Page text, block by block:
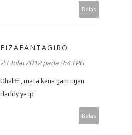
Balas
FIZAFANTAGIRO
23 Julai 2012 pada 9:43 PG
Qhaliff , mata kena gam ngan
daddy ye :p
Balas